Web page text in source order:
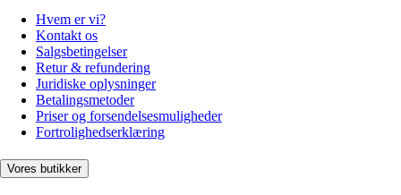
Hvem er vi?
Kontakt os
Salgsbetingelser
Retur & refundering
Juridiske oplysninger
Betalingsmetoder
Priser og forsendelsesmuligheder
Fortrolighedserklæring
Vores butikker